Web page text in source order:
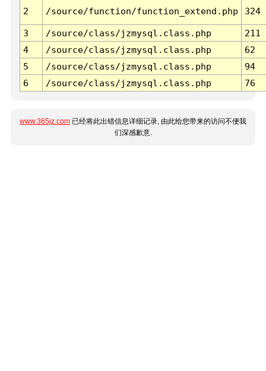
2 /source/function/function_extend.php 324
3 /source/class/jzmysql.class.php
211
4
/source/class/jzmysql.class.php
62
5
/source/class/jzmysql.class.php
94
6
/source/class/jzmysql.class.php 76
www.365jz.com 已经将此出错信息详细记录, 由此给您带来的访问不便我
们深感歉意.